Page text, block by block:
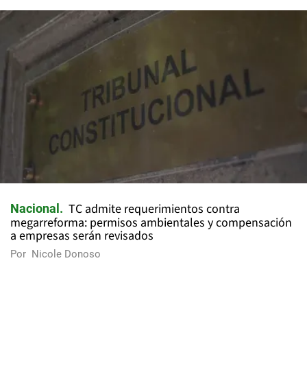
Nacional
TC admite requerimientos contra
megarreforma: permisos ambientales y compensación
a empresas serán revisados
Por Nicole Donoso